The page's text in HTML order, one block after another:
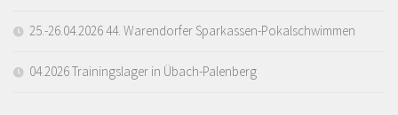
25.-26.04.2026 44. Warendorfer Sparkassen-Pokalschwimmen
04.2026 Trainingslager in Übach-Palenberg